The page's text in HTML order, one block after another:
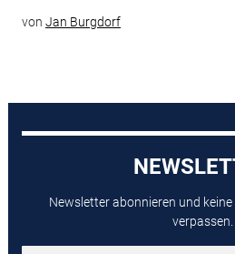
von Jan Burgdorf
Newsletter abonnieren und
verpassen.